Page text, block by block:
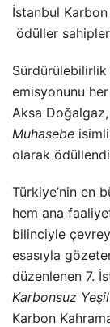
İstanbul Karbon
ödüller
emisyonunu
Aksa Doğalgaz,
Muhasebe
olarak
Türkiye’nin en
hem ana
bilinciyle
esasıyla
düzenlenen 7.
Karbonsuz
Karbon